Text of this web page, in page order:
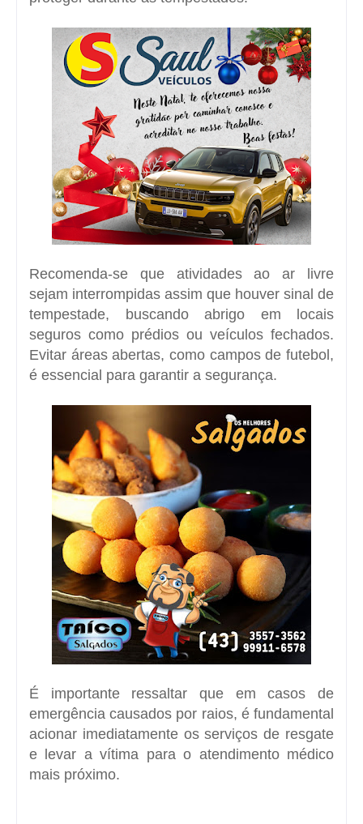
Recomenda-se que atividades ao ar livre
sejam interrompidas assim que houver sinal de
tempestade, buscando abrigo em locais
seguros como prédios ou veículos fechados.
Evitar áreas abertas, como campos de futebol,
é essencial para garantir a segurança.
É importante ressaltar que em casos de
emergência causados por raios, é fundamental
acionar imediatamente os serviços de resgate
e levar a vítima para o atendimento médico
mais próximo.